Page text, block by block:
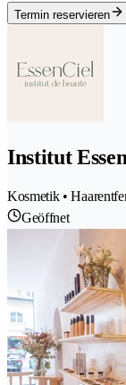
Termin reservieren
Institut
Kosmetik •
Geöffnet